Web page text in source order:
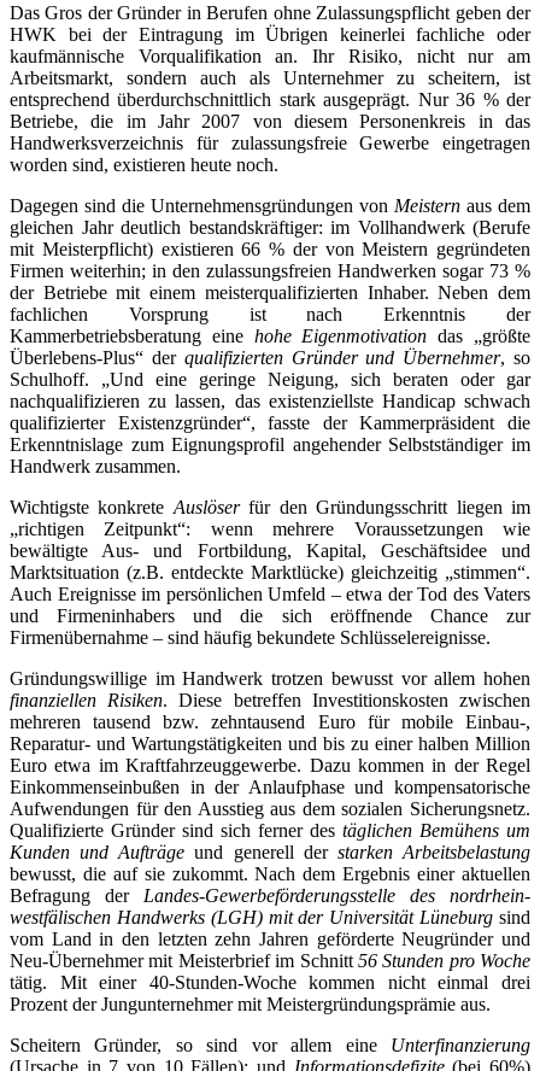
Das Gros der Gründer in Berufen ohne Zulassungspflicht geben der
HWK bei der Eintragung im Übrigen keinerlei fachliche oder
kaufmännische Vorqualifikation an. Ihr Risiko, nicht nur am
Arbeitsmarkt, sondern auch als Unternehmer zu scheitern, ist
entsprechend überdurchschnittlich stark ausgeprägt. Nur 36 % der
Betriebe, die im Jahr 2007 von diesem Personenkreis in das
Handwerksverzeichnis für zulassungsfreie Gewerbe eingetragen
worden sind, existieren heute noch.
Dagegen sind die Unternehmensgründungen von Meistern aus dem
gleichen Jahr deutlich bestandskräftiger: im Vollhandwerk (Berufe
mit Meisterpflicht) existieren 66 % der von Meistern gegründeten
Firmen weiterhin; in den zulassungsfreien Handwerken sogar 73 %
der Betriebe mit einem meisterqualifizierten Inhaber. Neben dem
fachlichen Vorsprung ist nach Erkenntnis der
Kammerbetriebsberatung eine hohe Eigenmotivation das „größte
Überlebens-Plus“ der qualifizierten Gründer und Übernehmer, so
Schulhoff. „Und eine geringe Neigung, sich beraten oder gar
nachqualifizieren zu lassen, das existenziellste Handicap schwach
qualifizierter Existenzgründer“, fasste der Kammerpräsident die
Erkenntnislage zum Eignungsprofil angehender Selbstständiger im
Handwerk zusammen.
Wichtigste konkrete Auslöserfür den Gründungsschritt liegen im
„richtigen Zeitpunkt“: wenn mehrere Voraussetzungen wie
bewältigte Aus- und Fortbildung, Kapital, Geschäftsidee und
Marktsituation (z.B. entdeckte Marktlücke) gleichzeitig „stimmen“.
Auch Ereignisse im persönlichen Umfeld – etwa der Tod des Vaters
und Firmeninhabers und die sich eröffnende Chance zur
Firmenübernahme – sind häufig bekundete Schlüsselereignisse.
Gründungswillige im Handwerk trotzen bewusst vor allem hohen
finanziellen Risiken. Diese betreffen Investitionskosten zwischen
mehreren tausend bzw. zehntausend Euro für mobile Einbau-,
Reparatur- und Wartungstätigkeiten und bis zu einer halben Million
Euro etwa im Kraftfahrzeuggewerbe. Dazu kommen in der Regel
Einkommenseinbußen in der Anlaufphase und kompensatorische
Aufwendungen für den Ausstieg aus dem sozialen Sicherungsnetz.
Qualifizierte Gründer sind sich ferner des täglichen Bemühens um
Kunden und Aufträge und generell der starken Arbeitsbelastung
bewusst, die auf sie zukommt. Nach dem Ergebnis einer aktuellen
Befragung der Landes-Gewerbeförderungsstelle des nordrhein-
westfälischen Handwerks (LGH) mit der Universität Lüneburg sind
vom Land in den letzten zehn Jahren geförderte Neugründer und
Neu-Übernehmer mit Meisterbrief im Schnitt 56 Stunden pro Woche
tätig. Mit einer 40-Stunden-Woche kommen nicht einmal drei
Prozent der Jungunternehmer mit Meistergründungsprämie aus.
Scheitern Gründer, so sind vor allem eine Unterfinanzierung
(Ursache in 7 von 10 Fällen); und Informationsdefizite(bei 60%)